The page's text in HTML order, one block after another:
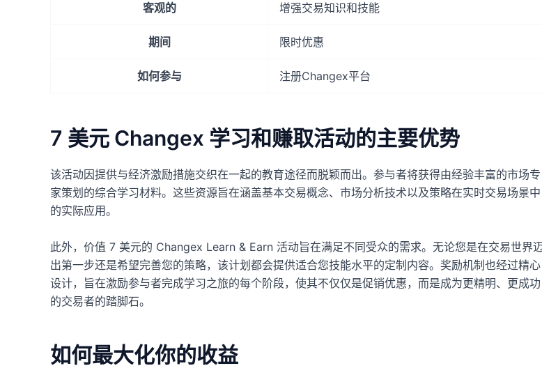
客观的 增强交易知识和技能
期间 限时优惠
如何参与 注册Changex平台
7 美元 Changex 学习和赚取活动的主要优势
该活动因提供与经济激励措施交织在一起的教育途径而脱颖而出。参与者将获得由经验丰富的市场专
家策划的综合学习材料。这些资源旨在涵盖基本交易概念、市场分析技术以及策略在实时交易场景中
的实际应用。
此外，价值 7 美元的 Changex Learn & Earn 活动旨在满足不同受众的需求。无论您是在交易世界
出第一步还是希望完善您的策略，该计划都会提供适合您技能水平的定制内容。奖励机制也经过精心
设计，旨在激励参与者完成学习之旅的每个阶段，使其不仅仅是促销优惠，而是成为更精明、更成功
的交易者的踏脚石。
如何最大化你的收益